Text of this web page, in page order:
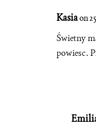
Kasiaon
Świetny
powiesc.